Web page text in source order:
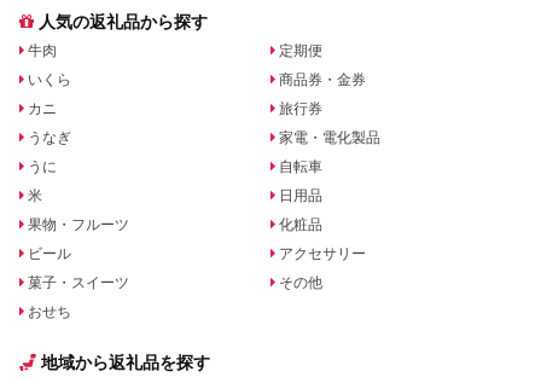
人気の返礼品から探す
牛肉
いくら
カニ
うなぎ
うに
米
果物・フルーツ
ビール
菓子・スイーツ
おせち
定期便
商品券・金券
旅行券
家電・電化製品
自転車
日用品
化粧品
アクセサリー
その他
地域から返礼品を探す